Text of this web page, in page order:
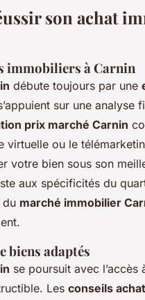
son achat
immobiliers à Carnin
débute toujours par une
sur une analyse
prix marché Carnin
virtuelle ou le
votre bien sous son
aux spécificités du
du marché immobilier
biens adaptés
se poursuit avec l’accès
Les conseils